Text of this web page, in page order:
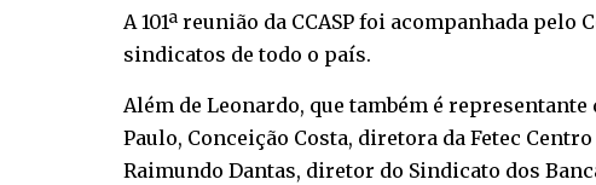
A 101ª reunião da CCASP foi acompanhada
sindicatos de todo o país.
Além de Leonardo, que também é
Paulo, Conceição Costa, diretora da Fetec
Raimundo Dantas, diretor do Sindicato dos